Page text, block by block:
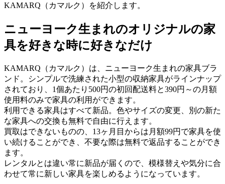
KAMARQ（カマルク）を紹介します。
ニューヨーク生まれのオリジナルの家
具を好きな時に好きなだけ
KAMARQ（カマルク）は、ニューヨーク生まれの家具ブラ
ンド。シンプルで洗練された小型の収納家具がラインナップ
されており、1個あたり500円の初回配送料と390円～の月額
使用料のみで家具の利用ができます。
利用できる家具はすべて新品。色やサイズの変更、別の新た
な家具への交換も無料で自由に行えます。
買取はできないものの、13ヶ月目からは月額99円で家具を使
い続けることができ、不要な際は無料で返品することができ
ます。
レンタルとは違い常に新品が届くので、模様替えや気分に合
わせて常に新しい家具を楽しめるようになっています。